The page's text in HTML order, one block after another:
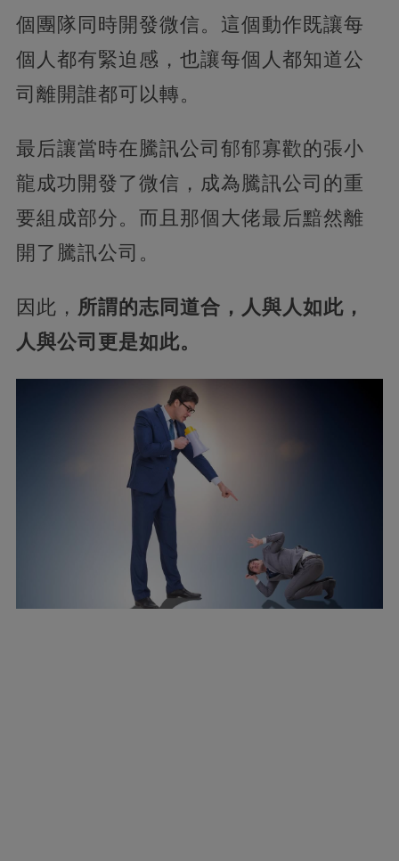
個團隊同時開發微信。這個動作既讓每
個人都有緊迫感，也讓每個人都知道公
司離開誰都可以轉。
最后讓當時在騰訊公司郁郁寡歡的張小
龍成功開發了微信，成為騰訊公司的重
要組成部分。而且那個大佬最后黯然離
開了騰訊公司。
因此， 所謂的志同道合，人與人如此，
人與公司更是如此。